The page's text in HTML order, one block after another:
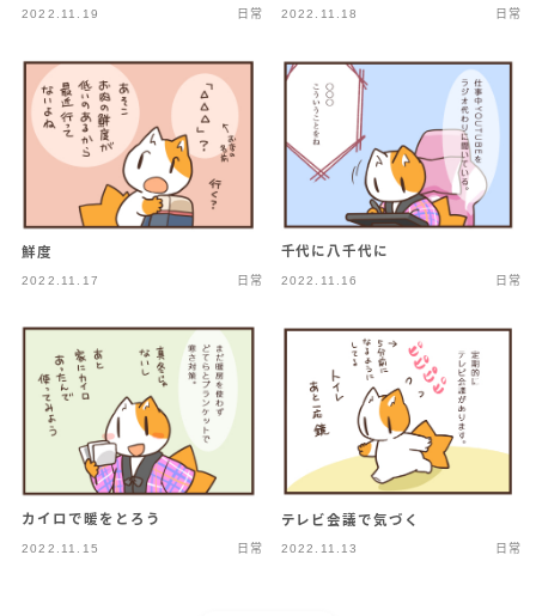
2022.11.19 日常 2022.11.18 日常
鮮度
2022.11.17 日常
千代に八千代に
2022.11.16 日常
カイロで暖をとろう
2022.11.15 日常
テレビ会議で気づく
2022.11.13 日常